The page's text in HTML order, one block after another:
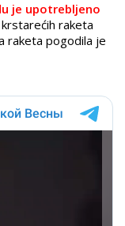
je upotrebljeno
raketa
raketa pogodila je